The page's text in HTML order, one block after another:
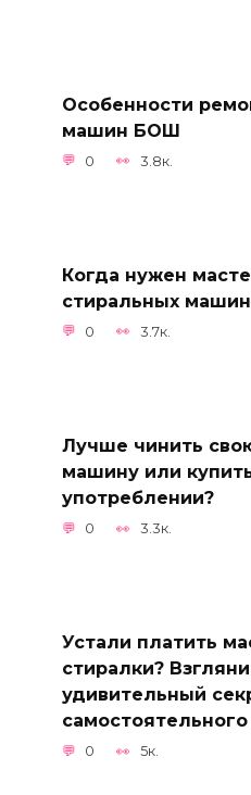
Особенности
машин БОШ
0 3.8к.
Когда нужен
стиральных машин
0 3.7к.
Лучше чинить
машину или
употреблении?
0 3.3к.
Устали платить
стиралки?
удивительный
0 5к.